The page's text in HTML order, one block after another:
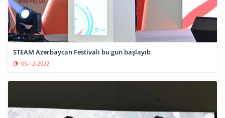
STEAM Azərbaycan Festivalı bu gün başlayıb
05-12-2022